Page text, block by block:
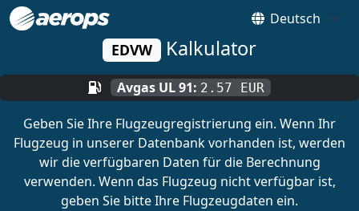
EDVW Kalkulator
Avgas UL 91: 2.57 EUR
Geben Sie Ihre Flugzeugregistrierung ein. Wenn Ihr
Flugzeug in unserer Datenbank vorhanden ist, werden
wir die verfügbaren Daten für die Berechnung
verwenden. Wenn das Flugzeug nicht verfügbar ist,
geben Sie bitte Ihre Flugzeugdaten ein.